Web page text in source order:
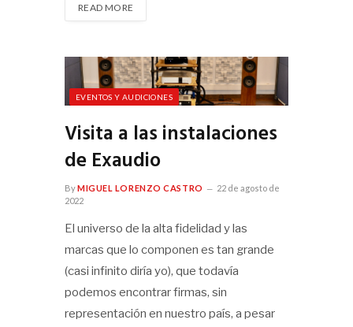
READ MORE
EVENTOS Y AUDICIONES
Visita a las instalaciones
de Exaudio
ByMIGUEL LORENZO CASTRO
22 de agosto de
2022
El universo de la alta fidelidad y las
marcas que lo componen es tan grande
(casi infinito diría yo), que todavía
podemos encontrar firmas, sin
representación en nuestro país, a pesar